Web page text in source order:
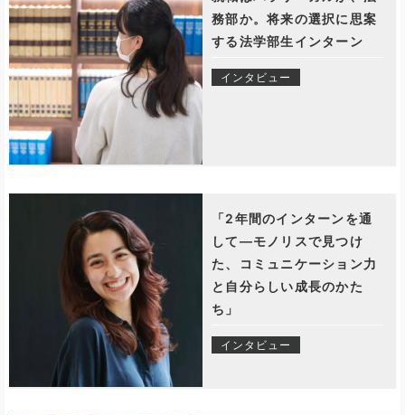
務部か。将来の選択に思案
する法学部生インターン
インタビュー
「2年間のインターンを通
して―モノリスで見つけ
た、コミュニケーション力
と自分らしい成長のかた
ち」
インタビュー